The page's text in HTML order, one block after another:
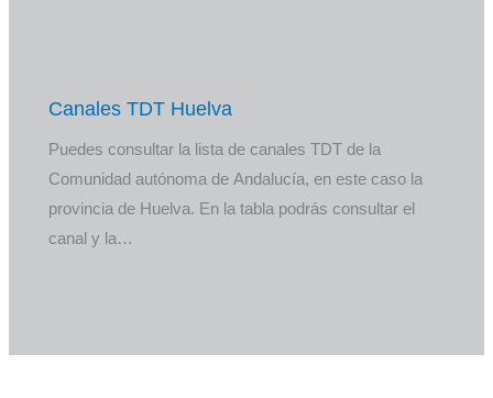
Canales TDT Huelva
Puedes consultar la lista de canales TDT de la
Comunidad autónoma de Andalucía, en este caso la
provincia de Huelva. En la tabla podrás consultar el
canal y la…